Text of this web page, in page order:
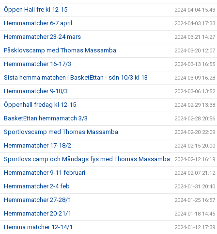
Öppen Hall fre kl 12-15 2024-04-04 15:43
Hemmamatcher 6-7 april 2024-04-03 17:33
Hemmamatcher 23-24 mars 2024-03-21 14:27
Påsklovscamp med Thomas Massamba 2024-03-20 12:07
Hemmamatcher 16-17/3 2024-03-13 16:55
Sista hemma matchen i BasketEttan - sön 10/3 kl 13 2024-03-09 16:28
Hemmamatcher 9-10/3 2024-03-06 13:52
Öppenhall fredag kl 12-15 2024-02-29 13:38
BasketEttan hemmamatch 3/3 2024-02-28 20:56
Sportlovscamp med Thomas Massamba 2024-02-20 22:09
Hemmamatcher 17-18/2 2024-02-15 20:00
Sportlovs camp och Måndags fys med Thomas Massamba 2024-02-12 16:19
Hemmamatcher 9-11 februari 2024-02-07 21:12
Hemmamatcher 2-4 feb 2024-01-31 20:40
Hemmamatcher 27-28/1 2024-01-25 16:57
Hemmamatcher 20-21/1 2024-01-18 14:45
Hemma matcher 12-14/1 2024-01-12 17:39